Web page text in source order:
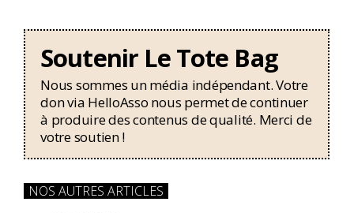
Soutenir Le Tote Bag
Nous sommes un média indépendant. Votre
don via HelloAsso nous permet de continuer
à produire des contenus de qualité. Merci de
votre soutien !
NOS AUTRES ARTICLES